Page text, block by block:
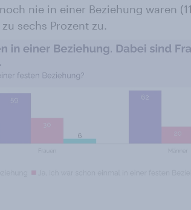
nie in einer Beziehung waren
sechs Prozent zu.